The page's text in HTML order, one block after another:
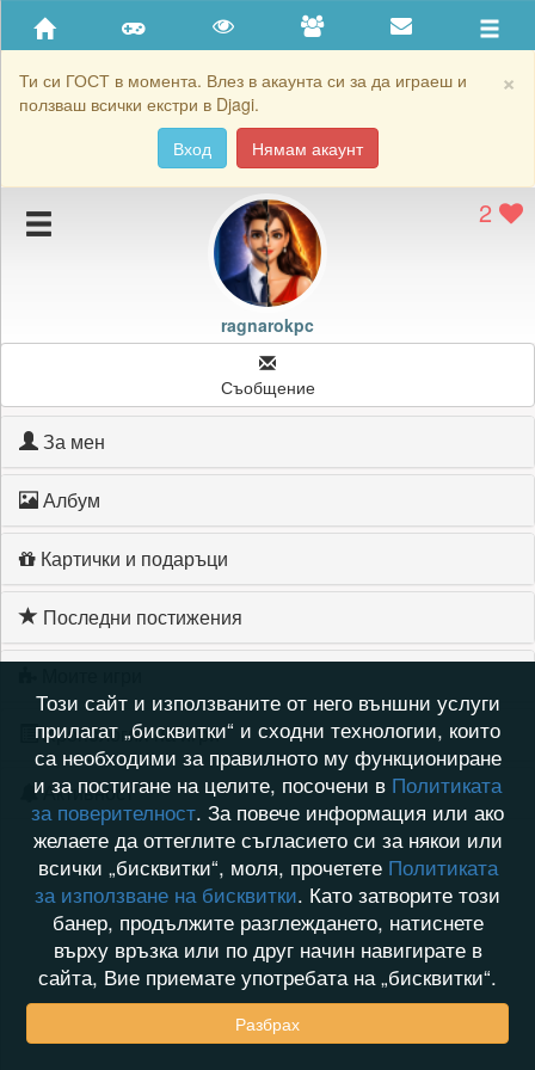
×
Ти си ГОСТ в момента. Влез в акаунта си за да играеш и
ползваш всички екстри в Djagi.
Вход
Нямам акаунт
Приятели
Хронология на игри
Подаръците на ragnarokpc
Картичките на ragnarokpc
Блокирай ragnarokpc
2
ragnarokpc
Съобщение
За мен
Албум
Картички и подаръци
Последни постижения
Хронология на игри
Активност
Този сайт и използваните от него външни услуги
прилагат „бисквитки“ и сходни технологии, които
са необходими за правилното му функциониране
и за постигане на целите, посочени в Политиката
за поверителност. За повече информация или ако
желаете да оттеглите съгласието си за някои или
всички „бисквитки“, моля, прочетете Политиката
за използване на бисквитки. Като затворите този
банер, продължите разглеждането, натиснете
върху връзка или по друг начин навигирате в
сайта, Вие приемате употребата на „бисквитки“.
Разбрах